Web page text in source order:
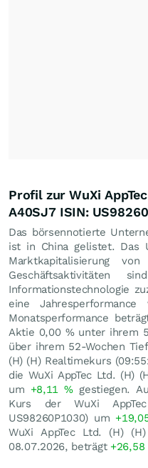
Profil zur WuXi
A40SJ7 ISIN:
Das börsennotierte
ist in China gelistet. Das
Marktkapitalisierung
Geschäftsaktivitäten
Informationstechnologie
eine Jahresperformance
Monatsperformance
Aktie 0,00 %unter ihrem
über ihrem 52-Wochen
(H) (H) Realtimekurs
die WuXi AppTec Ltd. (H)
um +8,11%gestiegen.
Kurs der WuXi
US98260P1030) um
WuXi AppTec Ltd. (H)
08.07.2026, beträgt +26,58